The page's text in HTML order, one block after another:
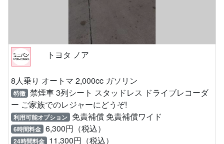
トヨタ ノア
8人乗り オートマ 2,000cc ガソリン
特徴 禁煙車 3列シート スタッドレス ドライブレコーダ
ー ご家族でのレジャーにどうぞ!
利用可能オプション 免責補償 免責補償ワイド
6時間料金 6,300円（税込）
24時間料金 11,300円（税込）